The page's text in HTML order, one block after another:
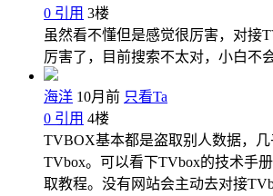
0 引用 3楼
虽然看不懂但是感觉很厉害，对接
厉害了，目前搜索不太对，小白不
海洋 10月前 只看Ta
0 引用 4楼
TVBOX基本都是盗取别人数据，
TVbox。可以看下TVbox的技术手
取教程。没有网站会主动去对接